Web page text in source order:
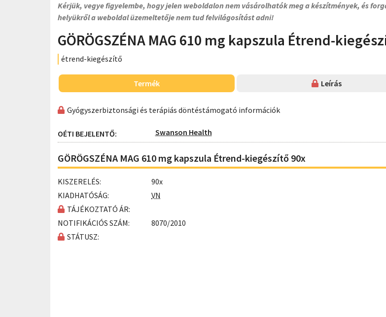
Kérjük, vegye figyelembe, hogy jelen weboldalon nem vásárolhatók meg a készítmények, és
helyükről a weboldal üzemeltetője nem tud felvilágosítást adni!
GÖRÖGSZÉNA MAG 610 mg kapszula Étrend-
étrend-kiegészítő
Termék Leírás
Gyógyszerbiztonsági és terápiás döntéstámogató információk
OÉTI BEJELENTŐ: Swanson Health
GÖRÖGSZÉNA MAG 610 mg kapszula Étrend-kiegészítő 90x
KISZERELÉS:
90x
KIADHATÓSÁG:
VN
TÁJÉKOZTATÓ ÁR:
NOTIFIKÁCIÓS SZÁM:
8070/2010
STÁTUSZ: